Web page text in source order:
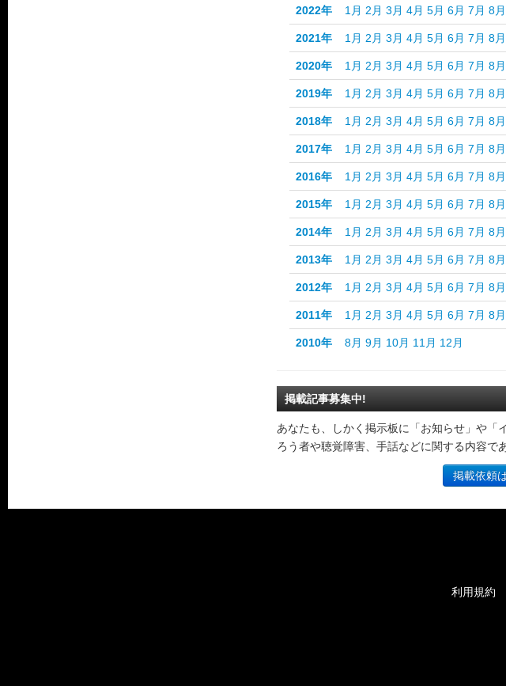
2022年 1月 2月 3月 4月 5月 6月 7月 8月
2021年 1月 2月 3月 4月 5月 6月 7月 8月
2020年 1月 2月 3月 4月 5月 6月 7月 8月
2019年 1月 2月 3月 4月 5月 6月 7月 8月
2018年 1月 2月 3月 4月 5月 6月 7月 8月
2017年 1月 2月 3月 4月 5月 6月 7月 8月
2016年 1月 2月 3月 4月 5月 6月 7月 8月
2015年 1月 2月 3月 4月 5月 6月 7月 8月
2014年 1月 2月 3月 4月 5月 6月 7月 8月
2013年 1月 2月 3月 4月 5月 6月 7月 8月
2012年 1月 2月 3月 4月 5月 6月 7月 8月
2011年 1月 2月 3月 4月 5月 6月 7月 8月
2010年 8月 9月 10月 11月 12月
掲載記事募集中!
あなたも、しかく掲示板に「お知らせ」や「
ろう者や聴覚障害、手話などに関する内容で
掲載依頼
利用規約